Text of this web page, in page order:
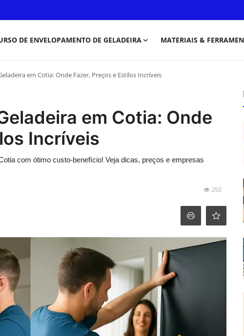
DE ENVELOPAMENTO DE GELADEIRA MATERIAIS &
em Cotia: Onde Fazer, Preços e Estilos Incríveis
em Cotia: Onde
Incríveis
com ótimo custo-benefício! Veja dicas, preços e empresas
292